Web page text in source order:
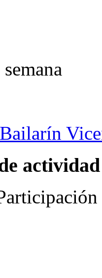
actividad